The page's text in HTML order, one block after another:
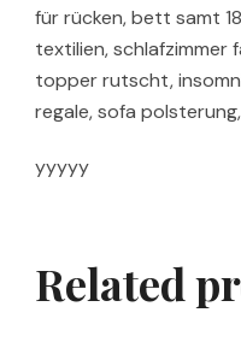
für rücken, bett samt
textilien, schlafzimmer
topper rutscht,
regale, sofa
yyyyy
Related